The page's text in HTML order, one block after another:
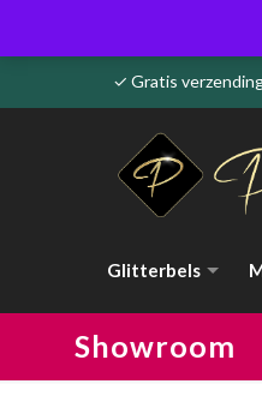
✓ Gratis
Glitterbels
Showroom